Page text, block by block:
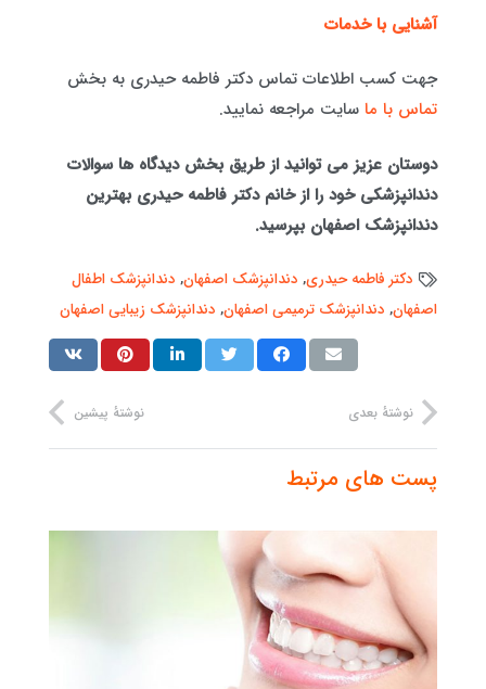
آشنایی با خدمات
جهت کسب اطلاعات تماس دکتر فاطمه حیدری به بخش
تماس با ما سایت مراجعه نمایید.
دوستان عزیز می توانید از طریق بخش دیدگاه ها سوالات
دندانپزشکی خود را از خانم دکتر فاطمه حیدری بهترین
دندانپزشک اصفهان بپرسید.
دکتر فاطمه حیدری, دندانپزشک اصفهان, دندانپزشک اطفال
اصفهان, دندانپزشک ترمیمی اصفهان, دندانپزشک زیبایی اصفهان
نوشتهٔ پیشین نوشتهٔ بعدی
پست های مرتبط